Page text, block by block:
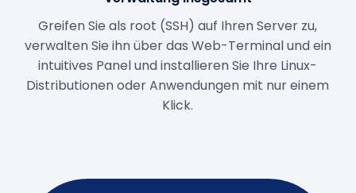
Greifen Sie als root (SSH) auf Ihren Server zu,
verwalten Sie ihn über das Web-Terminal und ein
intuitives Panel und installieren Sie Ihre Linux-
Distributionen oder Anwendungen mit nur einem
Klick.